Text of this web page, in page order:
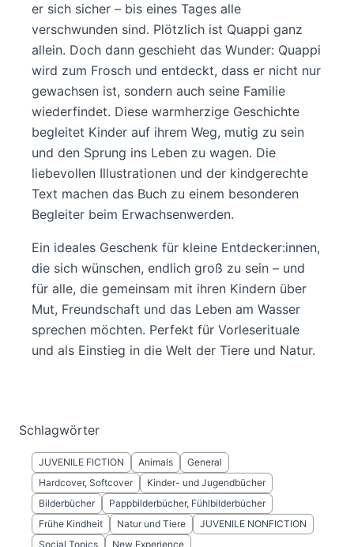
er sich sicher – bis eines Tages alle
verschwunden sind. Plötzlich ist Quappi ganz
allein. Doch dann geschieht das Wunder: Quappi
wird zum Frosch und entdeckt, dass er nicht nur
gewachsen ist, sondern auch seine Familie
wiederfindet. Diese warmherzige Geschichte
begleitet Kinder auf ihrem Weg, mutig zu sein
und den Sprung ins Leben zu wagen. Die
liebevollen Illustrationen und der kindgerechte
Text machen das Buch zu einem besonderen
Begleiter beim Erwachsenwerden.
Ein ideales Geschenk für kleine Entdecker:innen,
die sich wünschen, endlich groß zu sein – und
für alle, die gemeinsam mit ihren Kindern über
Mut, Freundschaft und das Leben am Wasser
sprechen möchten. Perfekt für Vorleserituale
und als Einstieg in die Welt der Tiere und Natur.
Schlagwörter
JUVENILE FICTION Animals
General
Hardcover, Softcover
Kinder- und Jugendbücher
Bilderbücher
Pappbilderbücher, Fühlbilderbücher
Frühe Kindheit
Natur und Tiere
JUVENILE NONFICTION
Social Topics
New Experience